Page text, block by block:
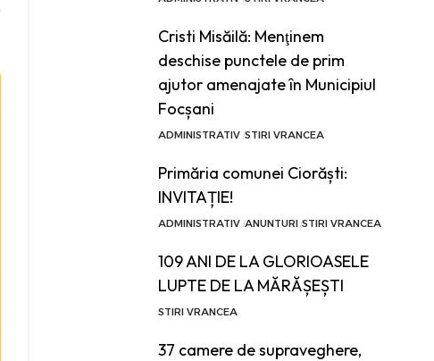
Cristi Misăilă: Menţinem
deschise punctele de prim
ajutor amenajate în Municipiul
Focșani
ADMINISTRATIV STIRI VRANCEA
Primăria comunei Ciorăști:
INVITAȚIE!
ADMINISTRATIV ANUNTURI STIRI VRANCEA
109 ANI DE LA GLORIOASELE
LUPTE DE LA MĂRĂȘEȘTI
STIRI VRANCEA
37 camere de supraveghere,